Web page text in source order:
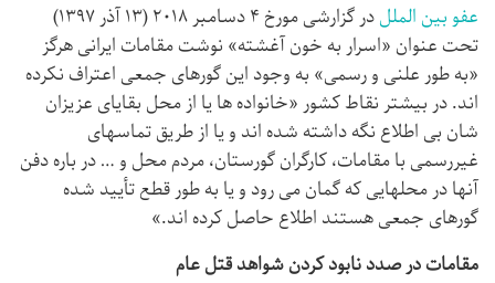
عفو بین الملل
در گزارشی مورخ ۴ دسامبر ۲۰۱۸ (۱۳ آذر ۱۳۹۷)
تحت عنوان «اسرار به خون آغشته» نوشت مقامات ایرانی هرگز
«به طور علنی و رسمی» به وجود این گورهای جمعی اعتراف نکرده
اند. در بیشتر نقاط کشور «خانواده ها یا از محل بقایای عزیزان
شان بی اطلاع نگه داشته شده اند و یا از طریق تماسهای
غیررسمی با مقامات، کارگران گورستان، مردم محل و … در باره دفن
آنها در محلهایی که گمان می رود و یا به طور قطع تأیید شده
گورهای جمعی هستند اطلاع حاصل کرده اند.»
مقامات در صدد نابود کردن شواهد قتل عام